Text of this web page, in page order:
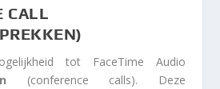
CALL
tot FaceTime Audio
(conference calls). Deze